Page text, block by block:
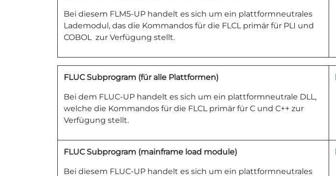
Bei diesem FLM5-UP handelt es sich um ein plattformneutrales
Lademodul, das die Kommandos für die FLCL primär für PLI und
COBOL zur Verfügung stellt.
FLUC Subprogram (für alle Plattformen)
Bei dem FLUC-UP handelt es sich um ein plattformneutrale DLL,
welche die Kommandos für die FLCL primär für C und C++ zur
Verfügung stellt.
FLUC Subprogram (mainframe load module)
Bei diesem FLUC-UP handelt es sich um ein plattformneutrales